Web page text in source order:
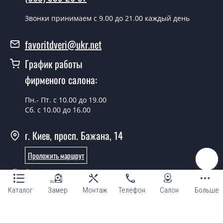
Каталог Замер Монтаж Телефон Салон Больше
Сколько стоит установка дверей
от 1800 грн.
Можно на сегодня вызвать
замерщика?
У вас есть в наличии готовые
дверные полотна?
Да, мы имеем большой ассортимент готовых дверных
полотен.
Звонки принимаем c 9.00 до 21.00 каждый день
favoritdveri@ukr.net
График работы
фирменого салона:
Пн.- Пт. с 10.00 до 19.00
Сб. с 10.00 до 16.00
г. Киев, просп. Бажана, 14
Проложить маршрут
Онлайн консультант